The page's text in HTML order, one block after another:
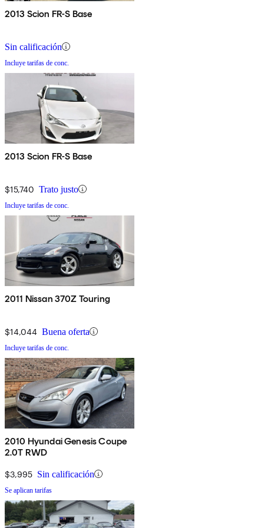
2013 Scion FR-S Base
Sin calificación
Incluye tarifas de conc.
2013 Scion FR-S Base
$15,740 Trato justo
Incluye tarifas de conc.
2011 Nissan 370Z Touring
$14,044 Buena oferta
Incluye tarifas de conc.
2010 Hyundai Genesis Coupe
2.0T RWD
$3,995 Sin calificación
Se aplican tarifas